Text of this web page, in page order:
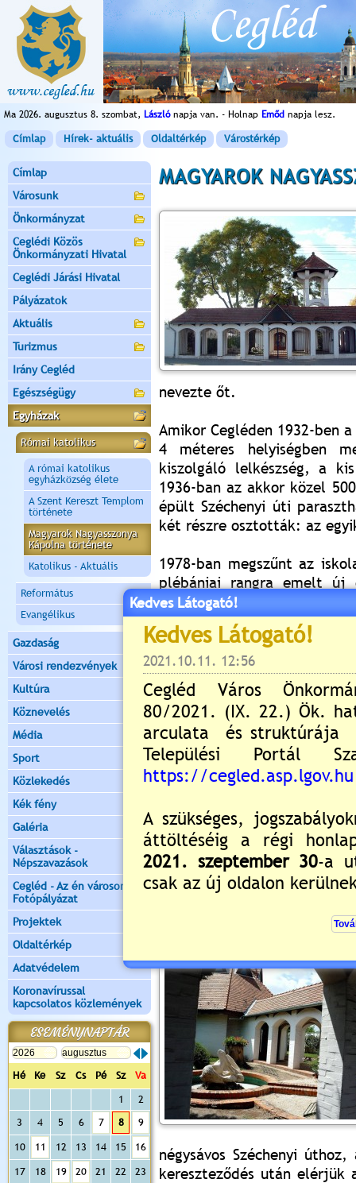
Ma 2026. augusztus 8. szombat, Lászlónapja van. - Holnap Emőd napja lesz.
Címlap Hírek- aktuális Oldaltérkép Várostérkép
Címlap
Városunk
Önkormányzat
Ceglédi Közös
Önkormányzati Hivatal
Ceglédi Járási Hivatal
Pályázatok
Aktuális
Turizmus
Irány Cegléd
Egészségügy
Egyházak
Római katolikus
A római katolikus
egyházközség élete
A Szent Kereszt Templom
története
Magyarok Nagyasszonya
Kápolna története
Katolikus - Aktuális
Református
Evangélikus
Gazdaság
Városi rendezvények
Kultúra
Köznevelés
Média
Sport
Közlekedés
Kék fény
Galéria
Választások -
Népszavazások
Cegléd - Az én városom -
Fotópályázat
Projektek
Oldaltérkép
Adatvédelem
Koronavírussal
kapcsolatos közlemények
ESEMÉNYNAPTÁR
Hé Ke Sz Cs Pé Sz
Va
1
2
3
4 5 6 7 8 9
10 11 12 13 14 15 16
17 18 19 20 21 22
23
MAGYAROK
nevezte őt.
Amikor Cegléden 1932-ben
4 méteres helyiségben
kiszolgáló lelkészség, a
1936-ban az akkor közel
épült Széchenyi úti
két részre osztották: az
1978-ban megszűnt az
plébániai rangra emelt új
ben elvi engedélyt
építésére.
Kiss Ede talajszilárdsági
Kerényi József és
alapján a helyi DÉTÉV
szép épületegyüttest,
Minisztériumtól 1987-ben
méltó" oklevelet kapta.
A kápolna piros-fehér-zöld
borított koszorú, elöl
kolostorkerengő, középen
"finn" szabad kápolnára,
négysávos Széchenyi
kereszteződés után
Kedves Látogató!